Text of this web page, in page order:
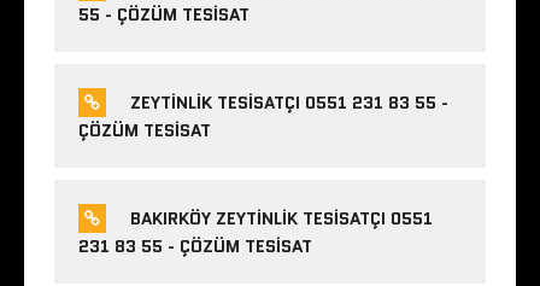
55 - ÇÖZÜM TESISAT
ZEYTINLIK TESISATÇI 0551 231 83 55 -
ÇÖZÜM TESISAT
BAKIRKÖY ZEYTINLIK TESISATÇI 0551
231 83 55 - ÇÖZÜM TESISAT